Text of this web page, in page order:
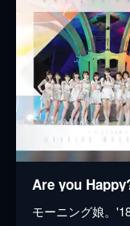
Are you
モーニング娘。